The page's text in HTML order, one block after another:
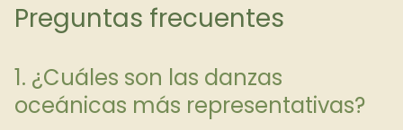
Preguntas frecuentes
1. ¿Cuáles son las danzas
oceánicas más representativas?